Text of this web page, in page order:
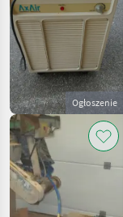
Ogłoszenie